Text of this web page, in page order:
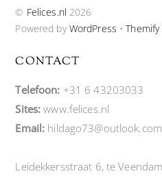
© Felices.nl 2026
Powered byWordPress •
CONTACT
Telefoon: +31 6 43203033
Sites: www.felices.nl
Email: hildago73@outlook.com
Leidekkersstraat 6, te